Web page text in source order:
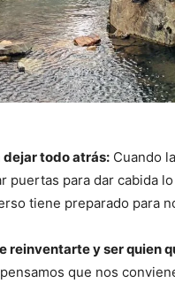
dejar todo atrás: Cuando
puertas para dar cabida
tiene preparado para
reinventarte y ser quien
que nos